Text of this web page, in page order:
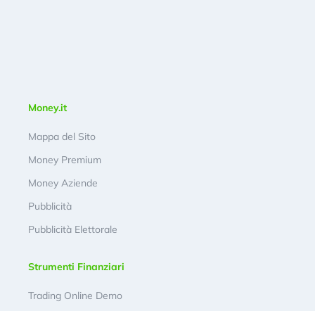
Money.it
Mappa del Sito
Money Premium
Money Aziende
Pubblicità
Pubblicità Elettorale
Strumenti Finanziari
Trading Online Demo